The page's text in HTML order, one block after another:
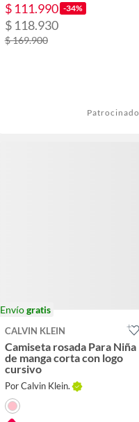
$ 111.990 -34%
$ 118.930
$ 169.900
Patrocinado
Envíogratis
CALVIN KLEIN
Camiseta rosada Para Niña
de manga corta con logo
cursivo
Por Calvin Klein.